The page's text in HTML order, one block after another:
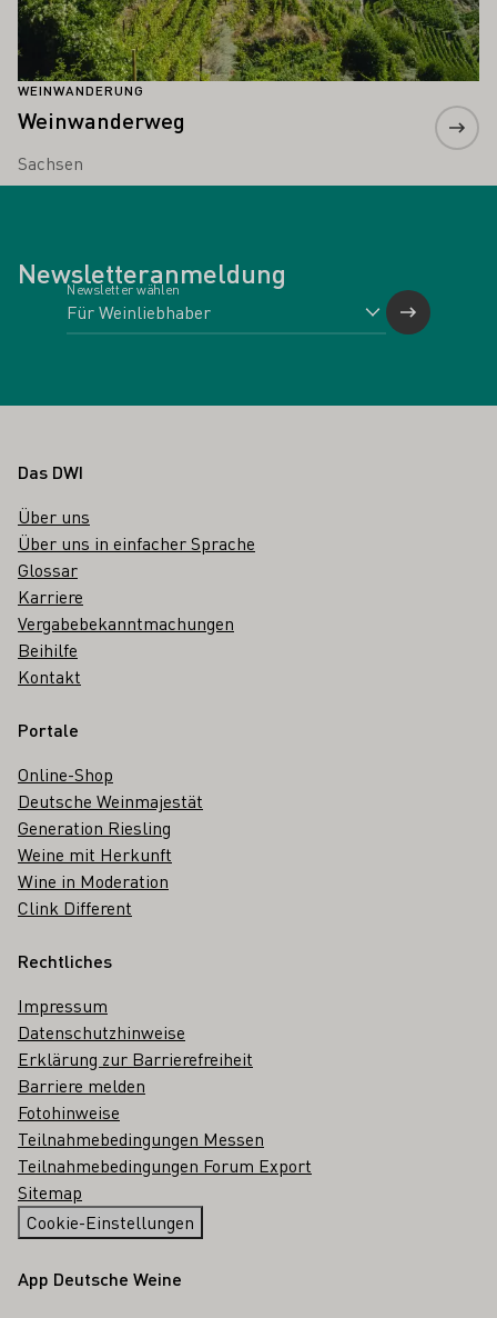
WEINWANDERUNG
Weinwanderweg
Sachsen
Newsletteranmeldung
Newsletter wählen
Fußbereich
Das DWI
Über uns
Über uns in einfacher Sprache
Glossar
Karriere
Vergabebekanntmachungen
Beihilfe
Kontakt
Portale
Online-Shop
Deutsche Weinmajestät
Generation Riesling
Weine mit Herkunft
Wine in Moderation
Clink Different
Rechtliches
Impressum
Datenschutzhinweise
Erklärung zur Barrierefreiheit
Barriere melden
Fotohinweise
Teilnahmebedingungen Messen
Teilnahmebedingungen Forum Export
Sitemap
Cookie-Einstellungen
App Deutsche Weine